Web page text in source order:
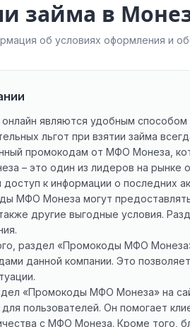
займа в
об условиях оформления и
являются удобным
льгот при взятии займа
промокодам от МФО Монеза,
– это один из лидеров на рынке
доступ к информации о последних
МФО Монеза могут
другие выгодные условия.
раздел «Промокоды МФО
данной компании. Это
«Промокоды МФО Монеза» на
пользователей. Он помогает
с МФО Монеза. Кроме того,